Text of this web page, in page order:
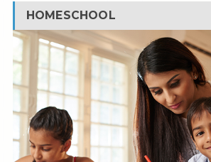
HOMESCHOOL